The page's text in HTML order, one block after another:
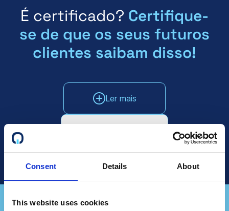
Consent Details About
This website uses cookies
É certificado? Certifique-
se de que os seus futuros
clientes saibam disso!
Ler mais